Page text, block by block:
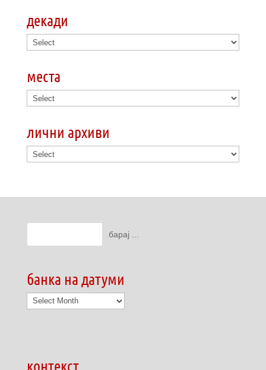
декади
места
лични архиви
банка на датуми
банка
на
контекст